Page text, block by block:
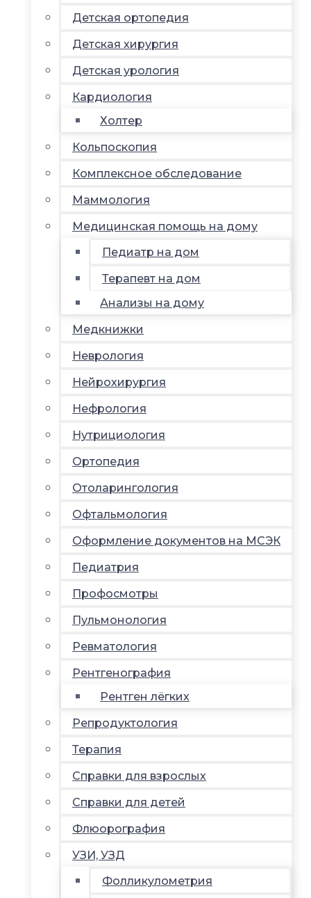
Детская ортопедия
Детская хирургия
Детская урология
Кардиология
Холтер
Кольпоскопия
Комплексное обследование
Маммология
Медицинская помощь на дому
Педиатр на дом
Терапевт на дом
Анализы на дому
Медкнижки
Неврология
Нейрохирургия
Нефрология
Нутрициология
Ортопедия
Отоларингология
Офтальмология
Оформление документов на МСЭК
Педиатрия
Профосмотры
Пульмонология
Ревматология
Рентгенография
Рентген лёгких
Репродуктология
Терапия
Справки для взрослых
Справки для детей
Флюорография
УЗИ, УЗД
Фолликулометрия